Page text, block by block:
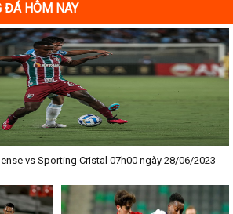
ĐÁ HÔM NAY
vs Sporting Cristal 07h00 ngày 28/06/2023